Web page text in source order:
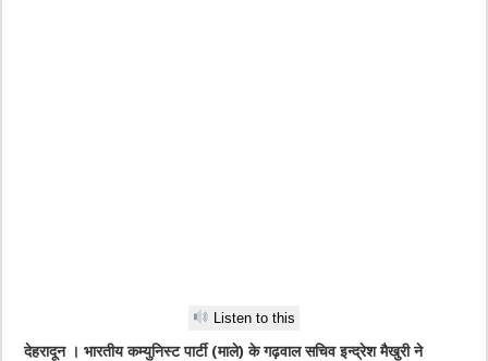
Listen to this
देहरादून । भारतीय कम्युनिस्ट पार्टी (माले) के गढ़वाल सचिव इन्द्रेश मैखुरी ने